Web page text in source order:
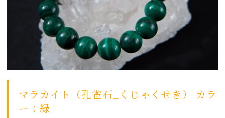
マラカイト（孔雀石_くじゃくせき） カラ
ー：緑